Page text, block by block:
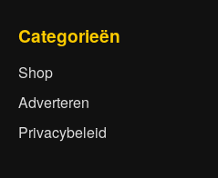
Categorieën
Shop
Adverteren
Privacybeleid